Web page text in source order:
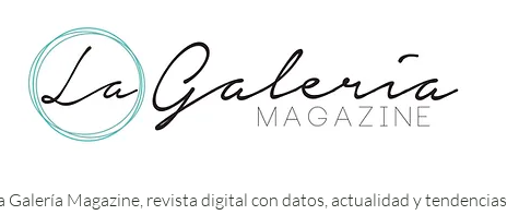
Galería Magazine, revista digital con datos, actualidad y tendencias